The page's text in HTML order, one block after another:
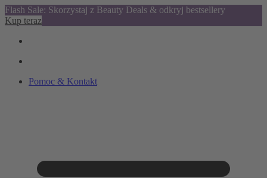
Flash Sale: Skorzystaj z Beauty Deals & odkryj bestsellery
Kup teraz
Pomoc & Kontakt